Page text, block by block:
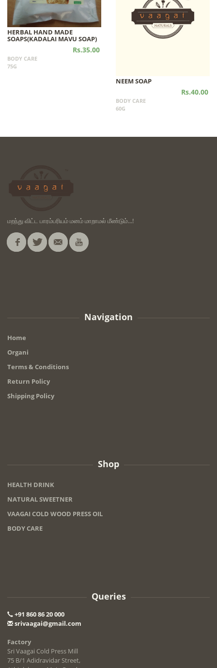
HERBAL HAND MADE
SOAPS(KADALAI MAVU SOAP)
Rs.35.00
BODY CARE
75G
NEEM SOAP
Rs.40.00
BODY CARE
60G
மறந்து விட்ட பாரம்பரியம் மனம் மாறாமல் மீண்டும்...!
Navigation
Home
Organi
Terms & Conditions
Return Policy
Shipping Policy
Shop
HEALTH DRINK
NATURAL SWEETNER
VAAGAI COLD WOOD PRESS OIL
BODY CARE
Queries
+91 860 86 20 000
srivaagai@gmail.com
Factory
Sri Vaagai Cold Press Mill
75 B/1 Adidravidar Street,